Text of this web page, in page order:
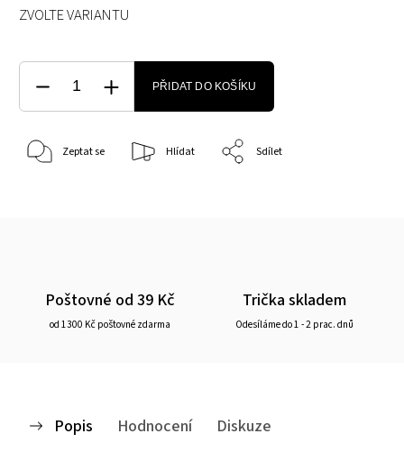
ZVOLTE VARIANTU
PŘIDAT DO KOŠÍKU
Zeptat se Hlídat Sdílet
Poštovné od 39 Kč
od 1300 Kč poštovné zdarma
Trička skladem
Odesíláme do 1 - 2 prac. dnů
Popis Hodnocení Diskuze